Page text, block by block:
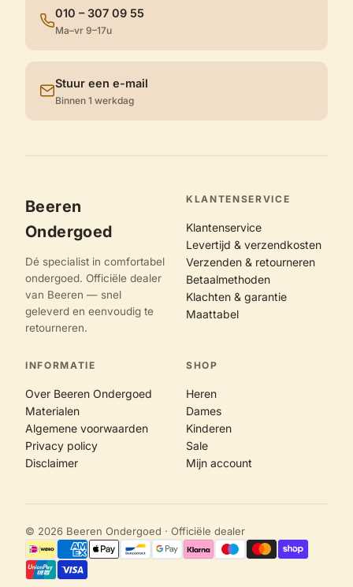
010 – 307 09 55
Ma–vr 9–17u
Stuur een e-mail
Binnen 1 werkdag
Beeren
Ondergoed
Dé specialist in comfortabel
ondergoed. Officiële dealer
van Beeren — snel
geleverd en eenvoudig te
retourneren.
KLANTENSERVICE
Klantenservice
Levertijd & verzendkosten
Verzenden & retourneren
Betaalmethoden
Klachten & garantie
Maattabel
INFORMATIE
Over Beeren Ondergoed
Materialen
Algemene voorwaarden
Privacy policy
Disclaimer
SHOP
Heren
Dames
Kinderen
Sale
Mijn account
© 2026 Beeren Ondergoed · Officiële dealer